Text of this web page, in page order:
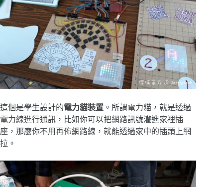
這個是學生設計的電力貓裝置 。所謂電力貓，就是透過
電力線進行通訊，比如你可以把網路訊號灌進家裡插
座，那麼你不用再佈網路線，就能透過家中的插頭上網
拉。